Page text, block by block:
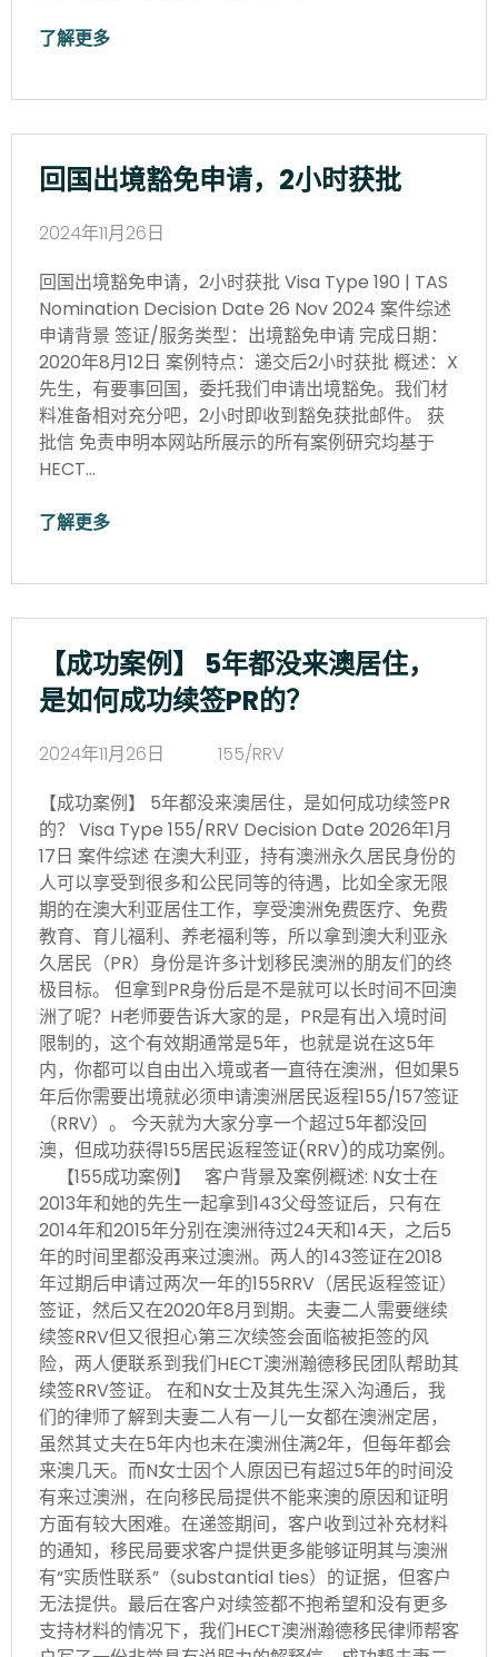
了解更多
回国出境豁免申请，2小时获批
2024年11月26日
回国出境豁免申请，2小时获批 Visa Type 190 | TAS
Nomination Decision Date 26 Nov 2024 案件综述
申请背景 签证/服务类型：出境豁免申请 完成日期：
2020年8月12日 案例特点：递交后2小时获批 概述：X
先生，有要事回国，委托我们申请出境豁免。我们材
料准备相对充分吧，2小时即收到豁免获批邮件。 获
批信 免责申明本网站所展示的所有案例研究均基于
HECT…
了解更多
【成功案例】 5年都没来澳居住，
是如何成功续签PR的？
2024年11月26日
155/RRV
【成功案例】 5年都没来澳居住，是如何成功续签PR
的？ Visa Type 155/RRV Decision Date 2026年1月
17日 案件综述 在澳大利亚，持有澳洲永久居民身份的
人可以享受到很多和公民同等的待遇，比如全家无限
期的在澳大利亚居住工作，享受澳洲免费医疗、免费
教育、育儿福利、养老福利等，所以拿到澳大利亚永
久居民（PR）身份是许多计划移民澳洲的朋友们的终
极目标。 但拿到PR身份后是不是就可以长时间不回澳
洲了呢？H老师要告诉大家的是，PR是有出入境时间
限制的，这个有效期通常是5年，也就是说在这5年
内，你都可以自由出入境或者一直待在澳洲，但如果5
年后你需要出境就必须申请澳洲居民返程155/157签证
（RRV）。 今天就为大家分享一个超过5年都没回
澳，但成功获得155居民返程签证(RRV)的成功案例。
【155成功案例】 客户背景及案例概述: N女士在
2013年和她的先生一起拿到143父母签证后，只有在
2014年和2015年分别在澳洲待过24天和14天，之后5
年的时间里都没再来过澳洲。两人的143签证在2018
年过期后申请过两次一年的155RRV（居民返程签证）
签证，然后又在2020年8月到期。夫妻二人需要继续
续签RRV但又很担心第三次续签会面临被拒签的风
险，两人便联系到我们HECT澳洲瀚德移民团队帮助其
续签RRV签证。 在和N女士及其先生深入沟通后，我
们的律师了解到夫妻二人有一儿一女都在澳洲定居，
虽然其丈夫在5年内也未在澳洲住满2年，但每年都会
来澳几天。而N女士因个人原因已有超过5年的时间没
有来过澳洲，在向移民局提供不能来澳的原因和证明
方面有较大困难。在递签期间，客户收到过补充材料
的通知，移民局要求客户提供更多能够证明其与澳洲
有“实质性联系”（substantial ties）的证据，但客户
无法提供。最后在客户对续签都不抱希望和没有更多
支持材料的情况下，我们HECT澳洲瀚德移民律师帮客